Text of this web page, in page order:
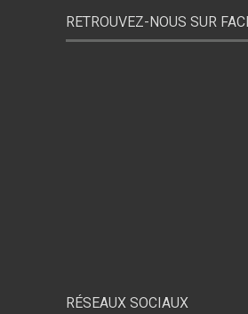
RETROUVEZ-NOUS SUR
RÉSEAUX SOCIAUX